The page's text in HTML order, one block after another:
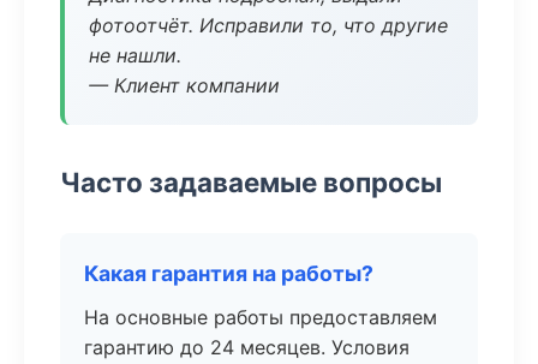
фотоотчёт. Исправили то, что другие
не нашли.
— Клиент компании
Часто задаваемые вопросы
Какая гарантия на работы?
На основные работы предоставляем
гарантию до 24 месяцев. Условия